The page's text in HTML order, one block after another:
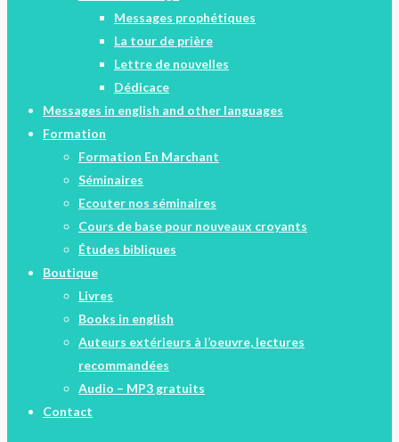
Messages prophétiques
La tour de prière
Lettre de nouvelles
Dédicace
Messages in english and other languages
Formation
Formation En Marchant
Séminaires
Ecouter nos séminaires
Cours de base pour nouveaux croyants
Études bibliques
Boutique
Livres
Books in english
Auteurs extérieurs à l’oeuvre, lectures
recommandées
Audio – MP3 gratuits
Contact